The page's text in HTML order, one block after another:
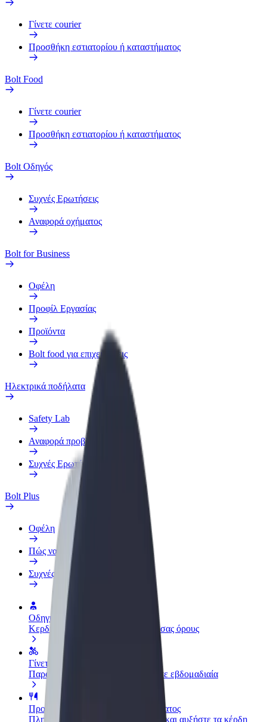
Γίνετε courier
Προσθήκη εστιατορίου ή καταστήματος
Bolt Food
Γίνετε courier
Προσθήκη εστιατορίου ή καταστήματος
Bolt Οδηγός
Συχνές Ερωτήσεις
Αναφορά οχήματος
Bolt for Business
Οφέλη
Προφίλ Εργασίας
Προϊόντα
Bolt food για επιχειρήσεις
Ηλεκτρικά ποδήλατα
Safety Lab
Αναφορά προβλήματος
Συχνές Ερωτήσεις
Bolt Plus
Οφέλη
Πώς να συμμετάσχετε
Συχνές Ερωτήσεις
Οδηγήστε
Κερδίστε χρήματα με τους δικούς σας όρους
Γίνετε courier
Παραδώστε φαγητό και πληρώνεστε εβδομαδιαία
Προσθήκη εστιατορίου ή καταστήματος
Πλησιάστε περισσότερους πελάτες και αυξήστε τα κέρδη